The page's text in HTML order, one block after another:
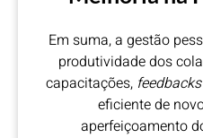
Em suma, a gestão
produtividade dos
capacitações, feedbacks
eficiente de
aperfeiçoamento